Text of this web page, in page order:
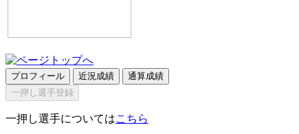
プロフィール 近況成績
通算成績
一押し選手登録
一押し選手についてはこちら